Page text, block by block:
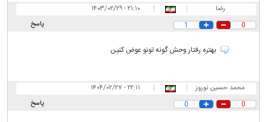
رضا |
|
۲۱:۱۰ - ۱۴۰۳/۰۲/۲۹
پاسخ
0
1
بهتره رفتار وحش گونه تونو عوض کنین
محمد حسین نوروز |
|
۲۲:۱۱ - ۱۴۰۴/۰۲/۲۷
پاسخ
0
0